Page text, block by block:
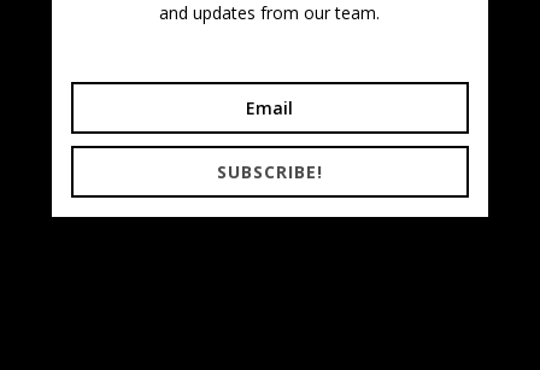
and updates from our team.
SUBSCRIBE!